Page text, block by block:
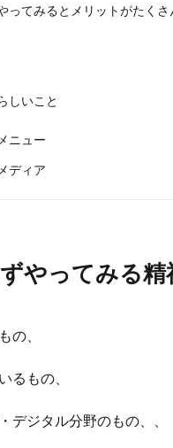
ってみるとメリットがたくさ
しいこと
メニュー
メディア
やってみる精
の、
るもの、
デジタル分野のもの、、